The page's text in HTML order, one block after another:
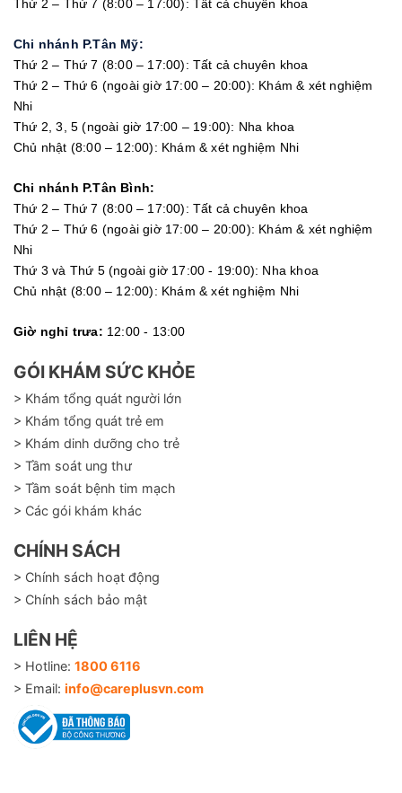
Thứ 2 – Thứ 7 (8:00 – 17:00): Tất cả chuyên khoa
Chi nhánh P.Tân Mỹ:
Thứ 2 – Thứ 7 (8:00 – 17:00): Tất cả chuyên khoa
Thứ 2 – Thứ 6 (ngoài giờ 17:00 – 20:00): Khám & xét nghiệm
Nhi
Thứ 2, 3, 5 (ngoài giờ 17:00 – 19:00): Nha khoa
Chủ nhật (8:00 – 12:00): Khám & xét nghiệm Nhi
Chi nhánh P.Tân Bình:
Thứ 2 – Thứ 7 (8:00 – 17:00): Tất cả chuyên khoa
Thứ 2 – Thứ 6 (ngoài giờ 17:00 – 20:00): Khám & xét nghiệm
Nhi
Thứ 3 và Thứ 5 (ngoài giờ 17:00 - 19:00): Nha khoa
Chủ nhật (8:00 – 12:00): Khám & xét nghiệm Nhi
Giờ nghỉ trưa: 12:00 - 13:00
GÓI KHÁM SỨC KHỎE
> Khám tổng quát người lớn
> Khám tổng quát trẻ em
> Khám dinh dưỡng cho trẻ
> Tầm soát ung thư
> Tầm soát bệnh tim mạch
> Các gói khám khác
CHÍNH SÁCH
> Chính sách hoạt động
> Chính sách bảo mật
LIÊN HỆ
> Hotline: 1800 6116
> Email: info@careplusvn.com